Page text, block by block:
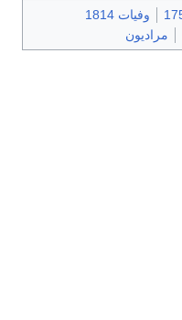
وفيات 1814
مراديون